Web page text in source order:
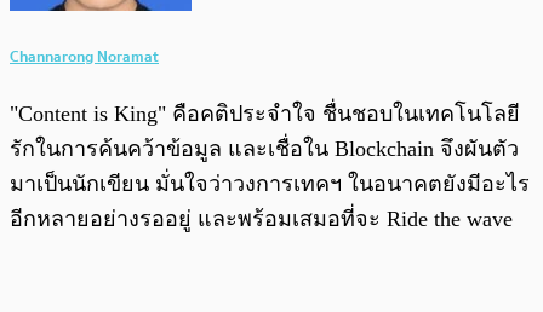
Channarong Noramat
"Content is King" คือคติประจำใจ ชื่นชอบในเทคโนโลยี
รักในการค้นคว้าข้อมูล และเชื่อใน Blockchain จึงผันตัว
มาเป็นนักเขียน มั่นใจว่าวงการเทคฯ ในอนาคตยังมีอะไร
อีกหลายอย่างรออยู่ และพร้อมเสมอที่จะ Ride the wave